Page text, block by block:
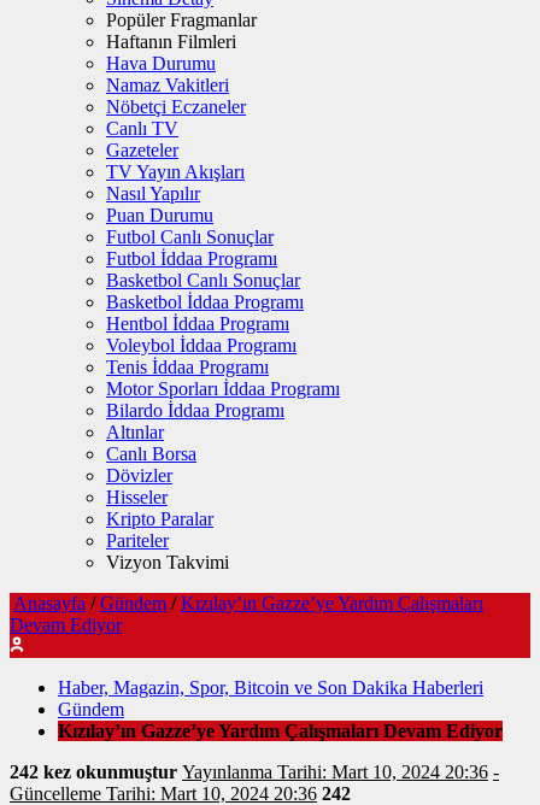
Popüler Fragmanlar
Haftanın Filmleri
Hava Durumu
Namaz Vakitleri
Nöbetçi Eczaneler
Canlı TV
Gazeteler
TV Yayın Akışları
Nasıl Yapılır
Puan Durumu
Futbol Canlı Sonuçlar
Futbol İddaa Programı
Basketbol Canlı Sonuçlar
Basketbol İddaa Programı
Hentbol İddaa Programı
Voleybol İddaa Programı
Tenis İddaa Programı
Motor Sporları İddaa Programı
Bilardo İddaa Programı
Altınlar
Canlı Borsa
Dövizler
Hisseler
Kripto Paralar
Pariteler
Vizyon Takvimi
Anasayfa / Gündem / Kızılay’ın Gazze’ye Yardım Çalışmaları
Devam Ediyor
Haber, Magazin, Spor, Bitcoin ve Son Dakika Haberleri
Gündem
Kızılay’ın Gazze’ye Yardım Çalışmaları Devam Ediyor
242 kez okunmuştur Yayınlanma Tarihi: Mart 10, 2024 20:36 -
Güncelleme Tarihi: Mart 10, 2024 20:36 242